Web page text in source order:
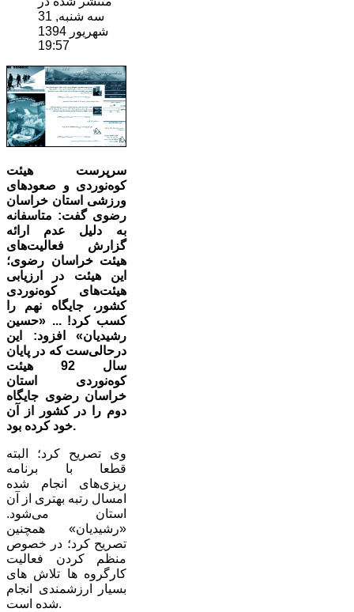
سه شنبه, 31
شهریور 1394
19:57
سرپرست هیئت
کوه‌نوردی و صعودهای
ورزشی استان خراسان
رضوی گفت: متاسفانه
به دلیل عدم ارائه
گزارش‌ فعالیت‌های
هیئت خراسان رضوی؛
این هیئت در ارزیابی‌
هیئت‌های کوه‌نوردی
کشور، جایگاه نهم را
کسب کرد! ... «حسین
رشیدیان» افزود: این
درحالی‌ست که در پایان
سال 92 هیئت
کوه‌نوردی استان
خراسان رضوی جایگاه
دوم را در کشور از آن
خود کرده بود.
وی تصریح کرد؛ البته
قطعا با برنامه
ریزی‌های انجام شده
امسال رتبه بهتری از آن
استان می‌شود.
«رشیدیان» همچنین
تصریح کرد؛ در خصوص
منظم کردن فعالیت
کارگروه ها تلاش های
بسیار ارزشمندی انجام
شده است.